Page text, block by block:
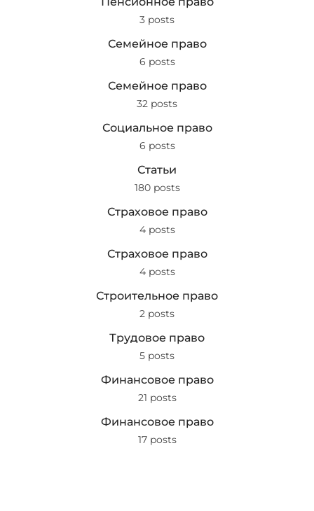
3 posts
Семейное право
6 posts
Семейное право
32 posts
Социальное право
6 posts
Статьи
180 posts
Страховое право
4 posts
Страховое право
4 posts
Строительное право
2 posts
Трудовое право
5 posts
Финансовое право
21 posts
Финансовое право
17 posts